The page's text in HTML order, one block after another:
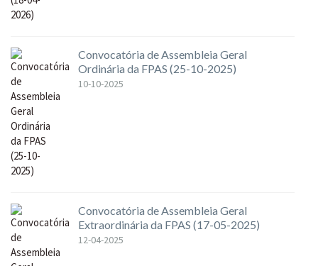
Convocatória de Assembleia Geral
Ordinária da FPAS (25-10-2025)
10-10-2025
Convocatória de Assembleia Geral
Extraordinária da FPAS (17-05-2025)
12-04-2025